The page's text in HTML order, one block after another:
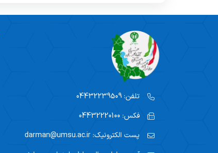
تلفن:04432239509
فکس:
پست الکترونیک:darman@umsu.ac.ir